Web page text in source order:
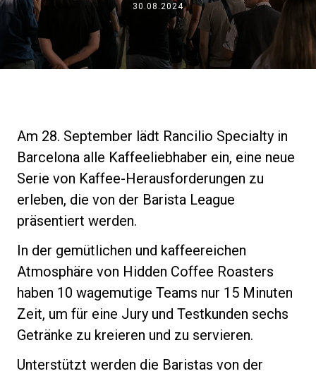
30.08.2024
Am 28. September lädt Rancilio Specialty in
Barcelona alle Kaffeeliebhaber ein, eine neue
Serie von Kaffee-Herausforderungen zu
erleben, die von der Barista League
präsentiert werden.
In der gemütlichen und kaffeereichen
Atmosphäre von Hidden Coffee Roasters
haben 10 wagemutige Teams nur 15 Minuten
Zeit, um für eine Jury und Testkunden sechs
Getränke zu kreieren und zu servieren.
Unterstützt werden die Baristas von der
Nachrichten
Unsere Labore
Nachhaltigkeit
Connect
Kontaktieren Sie uns